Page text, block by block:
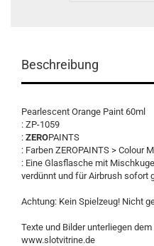
Beschreibung
Pearlescent Orange Paint 60ml
: ZP-1059
: ZEROPAINTS
: Farben ZEROPAINTS > Colour
: Eine Glasflasche mit
verdünnt und für Airbrush sofort
Achtung: Kein Spielzeug! Nicht
Texte und Bilder unterliegen
www.slotvitrine.de